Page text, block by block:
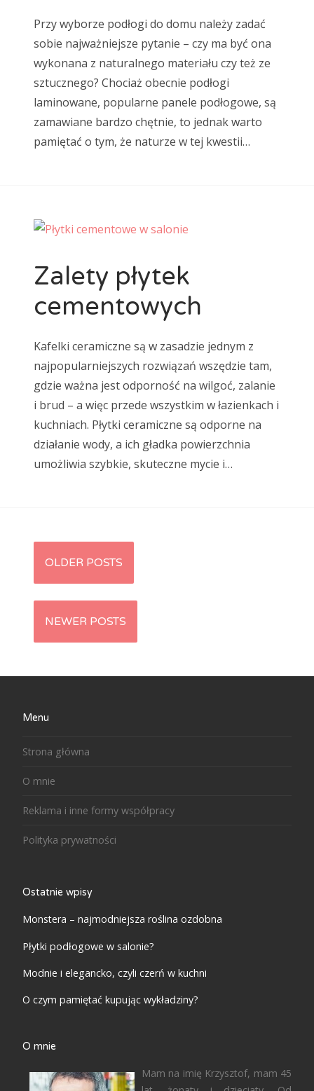
Przy wyborze podłogi do domu należy zadać
sobie najważniejsze pytanie – czy ma być ona
wykonana z naturalnego materiału czy też ze
sztucznego? Chociaż obecnie podłogi
laminowane, popularne panele podłogowe, są
zamawiane bardzo chętnie, to jednak warto
pamiętać o tym, że naturze w tej kwestii…
Zalety płytek
cementowych
Kafelki ceramiczne są w zasadzie jednym z
najpopularniejszych rozwiązań wszędzie tam,
gdzie ważna jest odporność na wilgoć, zalanie
i brud – a więc przede wszystkim w łazienkach i
kuchniach. Płytki ceramiczne są odporne na
działanie wody, a ich gładka powierzchnia
umożliwia szybkie, skuteczne mycie i…
Posts navigation
OLDER POSTS
NEWER POSTS
Menu
Strona główna
O mnie
Reklama i inne formy współpracy
Polityka prywatności
Ostatnie wpisy
Monstera – najmodniejsza roślina ozdobna
Płytki podłogowe w salonie?
Modnie i elegancko, czyli czerń w kuchni
O czym pamiętać kupując wykładziny?
O mnie
Mam na imię Krzysztof, mam 45